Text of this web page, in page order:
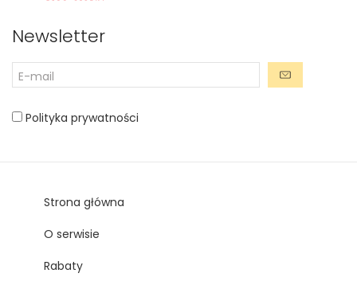
Newsletter
Polityka prywatności
Strona główna
O serwisie
Rabaty